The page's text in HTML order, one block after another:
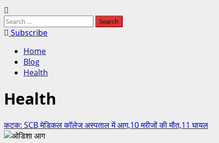
Subscribe
Home
Blog
Health
Health
कटक: SCB मेडिकल कॉलेज अस्पताल में आग,10 मरीजों की मौत,11 घायल